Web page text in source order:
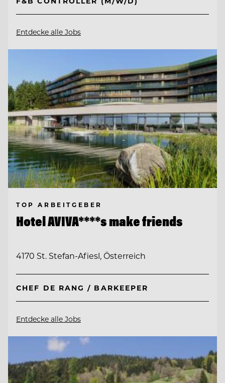
Entdecke alle Jobs
TOP ARBEITGEBER
Hotel AVIVA****s make friends
4170 St. Stefan-Afiesl, Österreich
CHEF DE RANG / BARKEEPER
Entdecke alle Jobs